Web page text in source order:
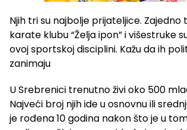
Njih tri su najbolje prijateljice. Zajedno
karate klubu “Želja ipon” i višestruke
ovoj sportskoj disciplini. Kažu da ih
zanimaju
U Srebrenici trenutno živi oko 500
Najveći broj njih ide u osnovnu ili
je rođena 10 godina nakon što je u